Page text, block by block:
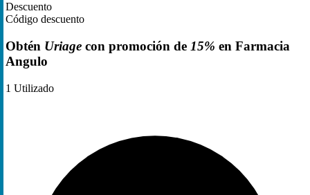
Descuento
Código descuento
Obtén Uriage con promoción de 15% en Farmacia
Angulo
1 Utilizado